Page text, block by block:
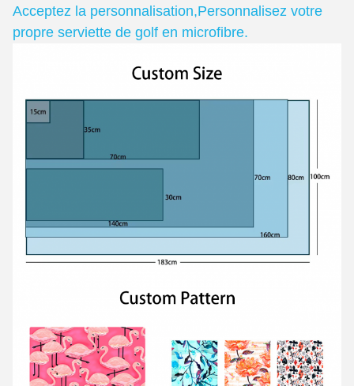
Acceptez la personnalisation,Personnalisez votre
propre serviette de golf en microfibre.